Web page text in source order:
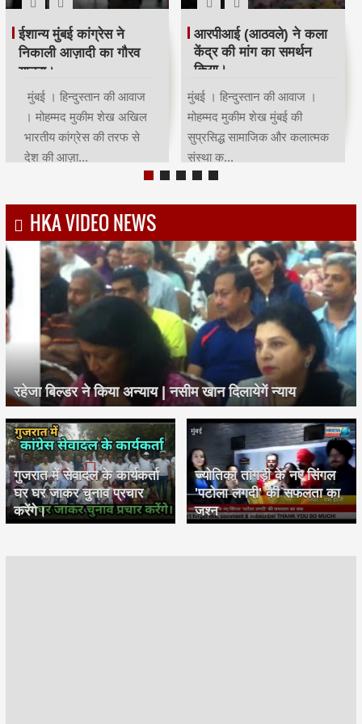
रमजान पर दिया एकता-
भाईचारे का संदेश:कांग्रेस ने
आयोजित किया रोजा इफ्तार
मुंबई | हिन्दुस्तान की आवाज |
मोहम्मद मुकीम शेखमुंबई कांग्रेस
अध्यक्ष भाई जगताप व कार्याध्यक्ष
चरणसि...
श्री सिद्धिविनायक मंदिर
ट्रस्ट ने सचिन तेंदुलकर का
सम्मान किया।
मुंबई । हिन्दुस्तान की आवाज ।
मोहम्मद मुकीम शेख भारतीय क्रिकेट
के भगवान कहे जाने वाले देश के
मह...
HKA VIDEO NEWS
रहेजा बिल्डर ने किया अन्याय | नसीम खान दिलायेगें न्याय
गुजरात में सेवादल के कार्यकर्ता
घर घर जाकर चुनाव प्रचार
करेंगे।
ज्योतिका तांगड़ी के नए सिंगल
'पटोला लगदी' की सफलता का
जश्न